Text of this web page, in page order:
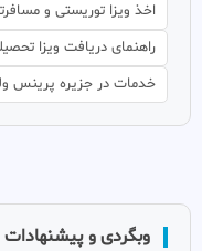
اخذ ویزا توریستی و
راهنمای دریافت ویزا
خدمات در جزیره پرینس
وبگردی و پیشنهادات